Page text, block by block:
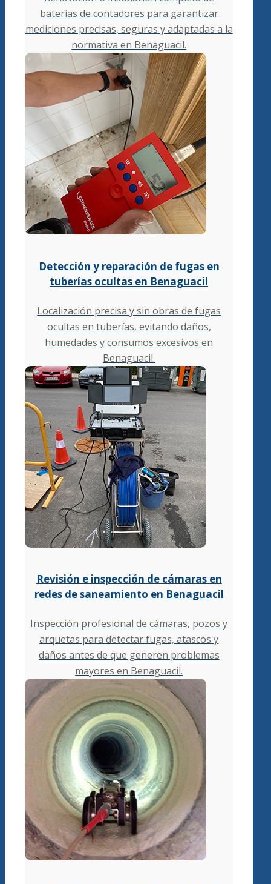
baterías de contadores para garantizar
mediciones precisas, seguras y adaptadas a la
normativa en Benaguacil.
Detección y reparación de fugas en
tuberías ocultas en Benaguacil
Localización precisa y sin obras de fugas
ocultas en tuberías, evitando daños,
humedades y consumos excesivos en
Benaguacil.
Revisión e inspección de cámaras en
redes de saneamiento en Benaguacil
Inspección profesional de cámaras, pozos y
arquetas para detectar fugas, atascos y
daños antes de que generen problemas
mayores en Benaguacil.